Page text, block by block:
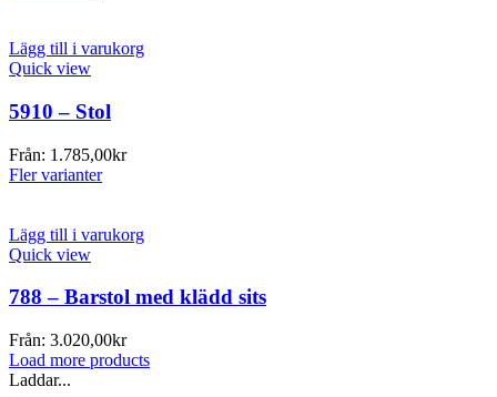
Lägg till i varukorg
Quick view
5910 – Stol
Från: 1.785,00kr
Fler varianter
Lägg till i varukorg
Quick view
788 – Barstol med klädd sits
Från: 3.020,00kr
Load more products
Laddar...